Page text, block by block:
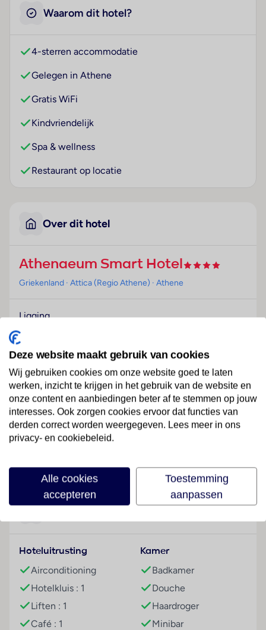
Waarom dit hotel?
4-sterren accommodatie
Gelegen in Athene
Gratis WiFi
Kindvriendelijk
Spa & wellness
Restaurant op locatie
Over dit hotel
Athenaeum Smart Hotel
Griekenland · Attica (Regio Athene) · Athene
Ligging
Dit hotel begroet de gasten in Athene.
Hotelfaciliteiten
Het vriendelijke personeel aan de receptie is graag bij
alle vragen behulpzaam. Het verblijf is ingericht met
een bagagedepot, een kluis en een geldautomaat. In
de openbare ruimtes is Wi-Fi verkrijgbaar. De tourdesk
biedt ondersteuning bij het boeken van excursies. Het
hotel beschikt over faciliteiten voor
te parkeren hebben de gasten de beschikking over
een garage en een parkeerplaats (kosteloos). Tot de
aangeboden diensten horen een 24-uurs
Kinderopvang, een autoverhuur, een medische dienst,
een muntwasserette en een eigen shuttlebus. Ter
ondersteuning van de communicatie en het
zakendoen biedt het businesscenter een fax.
Kamers
In de kamers zijn airconditioning en verwarming
Hoteluitrusting
Airconditioning
Hotelkluis : 1
Liften : 1
Café : 1
Kamer
Badkamer
Douche
Haardroger
Minibar
Deze website maakt gebruik van cookies
Wij gebruiken cookies om onze website goed te laten
werken, inzicht te krijgen in het gebruik van de website en
onze content en aanbiedingen beter af te stemmen op jouw
interesses. Ook zorgen cookies ervoor dat functies van
derden correct worden weergegeven. Lees meer in ons
privacy- en cookiebeleid.
Alle cookies
accepteren
Toestemming
aanpassen